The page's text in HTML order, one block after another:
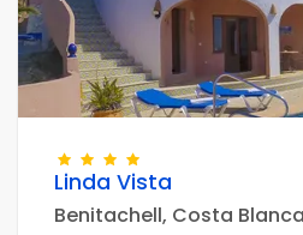
Linda Vista
Benitachell, Costa